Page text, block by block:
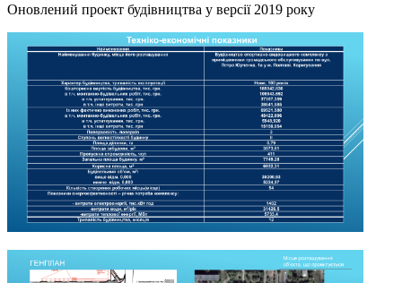
Оновлений проект будівництва у версії 2019 року